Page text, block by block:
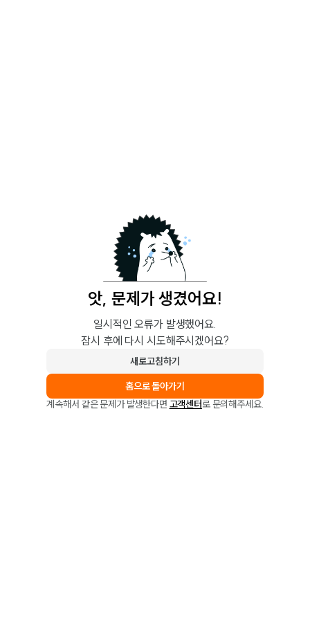
앗, 문제가 생겼어요!
일시적인 오류가 발생했어요.
잠시 후에 다시 시도해주시겠어요?
새로고침하기
홈으로 돌아가기
계속해서 같은 문제가 발생한다면 고객센터로 문의해주세요.